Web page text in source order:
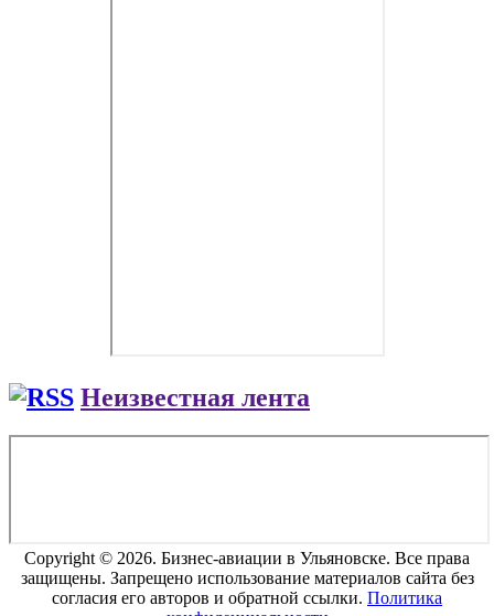
Неизвестная лента
Copyright © 2026. Бизнес-авиации в Ульяновске. Все права
защищены. Запрещено использование материалов сайта без
согласия его авторов и обратной ссылки. Политика